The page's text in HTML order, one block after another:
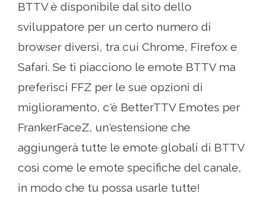
BTTV è disponibile dal sito dello
sviluppatore per un certo numero di
browser diversi, tra cui Chrome, Firefox e
Safari. Se ti piacciono le emote BTTV ma
preferisci FFZ per le sue opzioni di
miglioramento, c'è BetterTTV Emotes per
FrankerFaceZ, un'estensione che
aggiungerà tutte le emote globali di BTTV
così come le emote specifiche del canale,
in modo che tu possa usarle tutte!